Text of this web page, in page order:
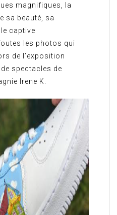
magnifiques, la
sa beauté, sa
captive
les photos qui
de l’exposition
spectacles de
Irene K.